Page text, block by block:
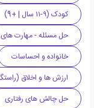
کودک (۹-۱۱ سال | +9)
حل مسئله - مهارت
خانواده و احساسات
ارزش ها و اخلاق
حل چالش های رفتاری